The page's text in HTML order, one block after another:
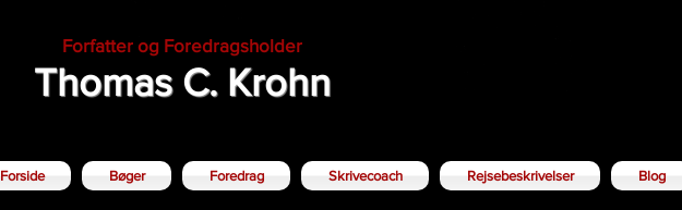
Forfatter og Foredragsholder
Thomas C. Krohn
Forside Bøger Foredrag Skrivecoach Rejsebeskrivelser Blog